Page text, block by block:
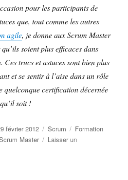
pour les participants de
que, tout comme les autres
agile, je donne aux Scrum Master
soient plus efficaces dans
trucs et astuces sont bien plus
et se sentir à l’aise dans un rôle
quelconque certification décernée
soit !
février 2012 Catégories
Scrum Étiquettes
Formation
Master
Laisser un